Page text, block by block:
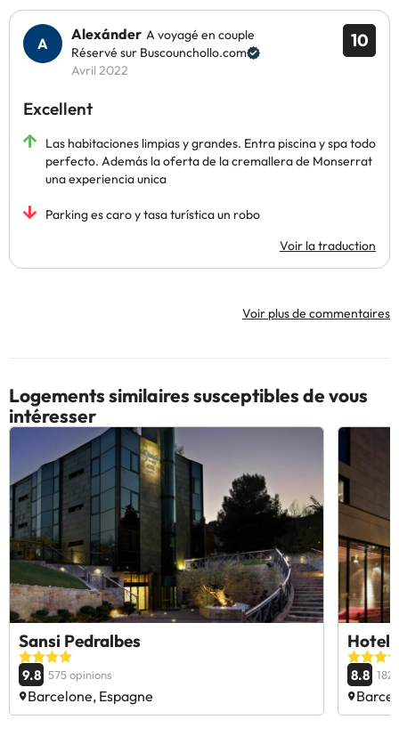
10
Alexánder A voyagé en couple
Réservé sur Buscounchollo.com
Avril 2022
Excellent
Las habitaciones limpias y grandes. Entra piscina y spa todo
perfecto. Además la oferta de la cremallera de Monserrat
una experiencia unica
Parking es caro y tasa turística un robo
Voir la traduction
Voir plus de commentaires
Logements similaires susceptibles de vous
intéresser
Sansi Pedralbes
9.8 575 opinions
Barcelone, Espagne
Hotel
8.8